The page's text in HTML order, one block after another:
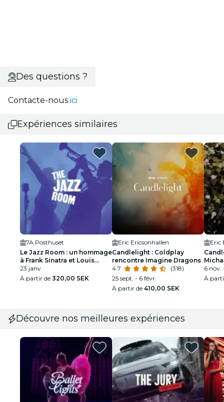
Des questions ?
Contacte-nous ici
Expériences similaires
7A Posthuset
Le Jazz Room : un hommage
à Frank Sinatra et Louis
Armstrong
23 janv.
À partir de 320,00 SEK
Eric Ericsonhallen
Candlelight : Coldplay
rencontre Imagine Dragons
4.7
(318)
25 sept. - 6 févr.
À partir de 410,00 SEK
Eric
6 nov.
À
Découvre nos meilleures expériences